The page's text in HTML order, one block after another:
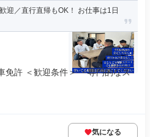
迎／直行直帰もOK！ お仕事は1日
免許 ＜歓迎条件＞ ・専門的なス
気になる